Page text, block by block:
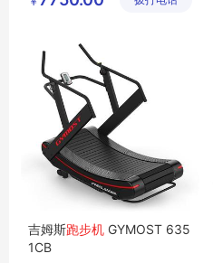
667S 减震跑步机
吉姆斯跑步机 GYMOST 635
1CB